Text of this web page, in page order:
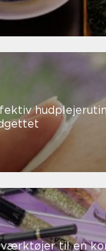
værktøjer til en